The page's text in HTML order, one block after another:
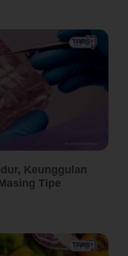
Keunggulan
Tipe